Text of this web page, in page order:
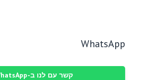
WhatsApp
קשר עם לנו ב-WhatsApp